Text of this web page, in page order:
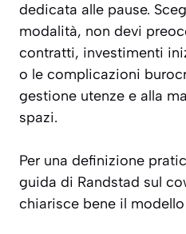
dedicata alle pause.
modalità, non devi
contratti, investimenti
o le complicazioni
gestione utenze e alla
spazi.
Per una definizione
guida di Randstad sul
chiarisce bene il